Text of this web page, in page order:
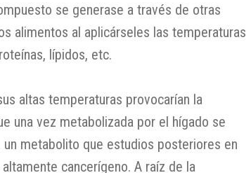
se generase a través de otras
alimentos al aplicárseles las temperaturas
lípidos, etc.
altas temperaturas provocarían la
una vez metabolizada por el hígado se
metabolito que estudios posteriores en
cancerígeno. A raíz de la